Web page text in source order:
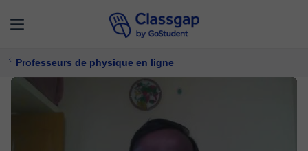
Professeurs de physique en ligne